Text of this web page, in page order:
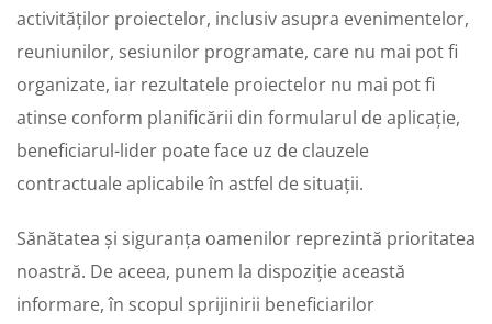
activităților proiectelor, inclusiv asupra evenimentelor,
reuniunilor, sesiunilor programate, care nu mai pot fi
organizate, iar rezultatele proiectelor nu mai pot fi
atinse conform planificării din formularul de aplicație,
beneficiarul-lider poate face uz de clauzele
contractuale aplicabile în astfel de situații.
Sănătatea și siguranța oamenilor reprezintă prioritatea
noastră. De aceea, punem la dispoziție această
informare, în scopul sprijinirii beneficiarilor